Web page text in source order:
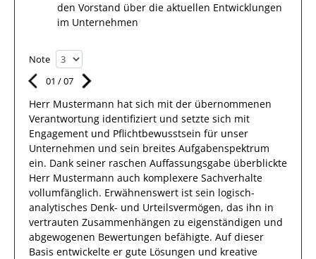
den Vorstand über die aktuellen Entwicklungen
im Unternehmen
Note
01 /07
Herr Mustermann hat sich mit der übernommenen
Verantwortung identifiziert und setzte sich mit
Engagement und Pflichtbewusstsein für unser
Unternehmen und sein breites Aufgabenspektrum
ein. Dank seiner raschen Auffassungsgabe überblickte
Herr Mustermann auch komplexere Sachverhalte
vollumfänglich. Erwähnenswert ist sein logisch-
analytisches Denk- und Urteilsvermögen, das ihn in
vertrauten Zusammenhängen zu eigenständigen und
abgewogenen Bewertungen befähigte. Auf dieser
Basis entwickelte er gute Lösungen und kreative